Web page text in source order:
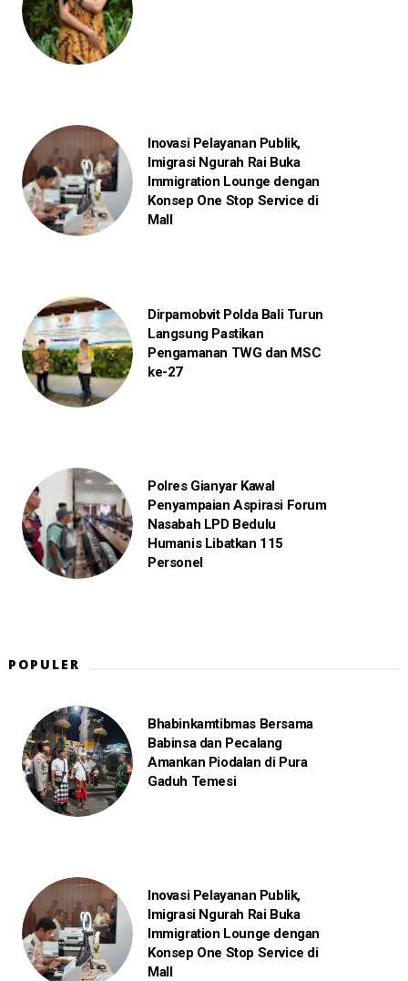
Inovasi Pelayanan Publik,
Imigrasi Ngurah Rai Buka
Immigration Lounge dengan
Konsep One Stop Service di
Mall
Dirpamobvit Polda Bali Turun
Langsung Pastikan
Pengamanan TWG dan MSC
ke-27
Polres Gianyar Kawal
Penyampaian Aspirasi Forum
Nasabah LPD Bedulu
Humanis Libatkan 115
Personel
POPULER
Bhabinkamtibmas Bersama
Babinsa dan Pecalang
Amankan Piodalan di Pura
Gaduh Temesi
Inovasi Pelayanan Publik,
Imigrasi Ngurah Rai Buka
Immigration Lounge dengan
Konsep One Stop Service di
Mall